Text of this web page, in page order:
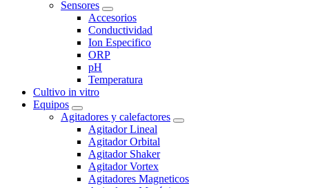
Sensores
Accesorios
Conductividad
Ion Especifico
ORP
pH
Temperatura
Cultivo in vitro
Equipos
Agitadores y calefactores
Agitador Lineal
Agitador Orbital
Agitador Shaker
Agitador Vortex
Agitadores Magneticos